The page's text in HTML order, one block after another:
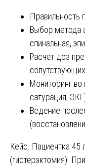
Правильность
Выбор метода
спинальная,
Расчет доз
Мониторинг во
сатурация,
Ведение
Кейс. Пациентка 45
(гистерэктомия).